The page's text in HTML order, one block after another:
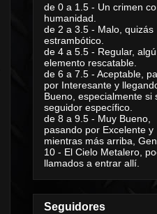
de 0 a 1.5 - Un crimen
humanidad.
de 2 a 3.5 - Malo, quizás
estrambótico.
de 4 a 5.5 - Regular,
elemento rescatable.
de 6 a 7.5 - Aceptable,
por Interesante y
Bueno, especialmente si
seguidor específico.
de 8 a 9.5 - Muy Bueno,
pasando por Excelente y
mientras más arriba,
10 - El Cielo Metalero,
llamados a entrar allí.
Seguidores